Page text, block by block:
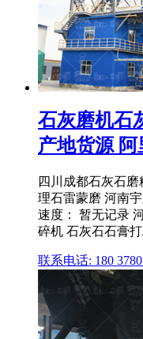
石灰磨机石
产地货源 阿
四川成都石灰石
理石雷蒙磨 河南
速度： 暂无记录
碎机 石灰石石膏
联系电话: 180 3780